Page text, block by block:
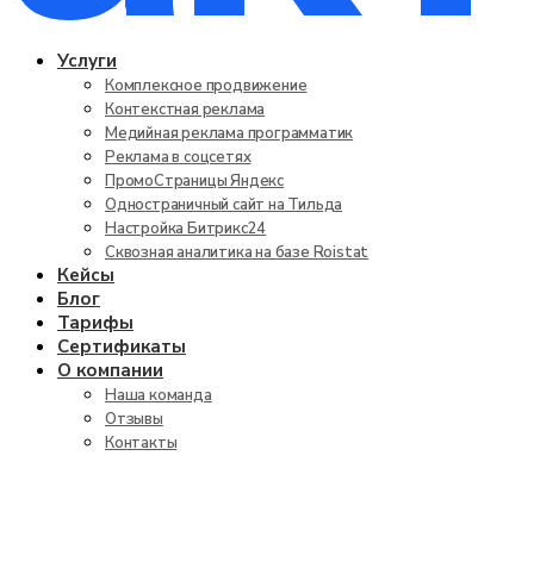
Услуги
Комплексное продвижение
Контекстная реклама
Медийная реклама программатик
Реклама в соцсетях
ПромоСтраницы Яндекс
Одностраничный сайт на Тильда
Настройка Битрикс24
Сквозная аналитика на базе Roistat
Кейсы
Блог
Тарифы
Сертификаты
О компании
Наша команда
Отзывы
Контакты